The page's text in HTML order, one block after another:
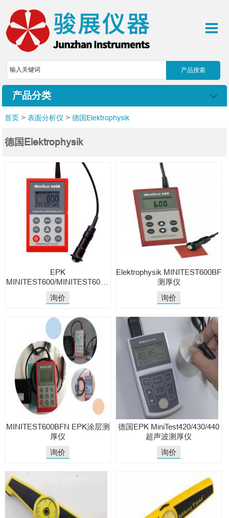
产品分类
首页> 表面分析仪 > 德国Elektrophysik
德国Elektrophysik
EPK
MINITEST600/MINITEST600B
询价
Elektrophysik MINITEST600BF
测厚仪
询价
MINITEST600BFN EPK涂层测
厚仪
询价
德国EPK MiniTest420/430/440
超声波测厚仪
询价